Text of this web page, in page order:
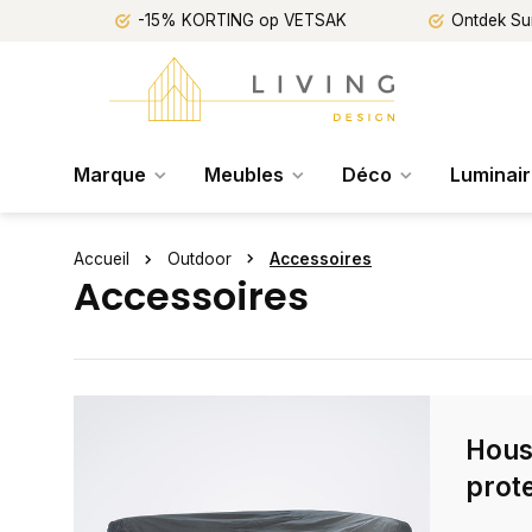
-15% KORTING op VETSAK Ontdek
Marque Meubles Déco
Accueil Outdoor Accessoires
Accessoires